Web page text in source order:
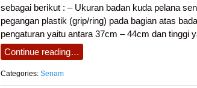
sebagai berikut : – Ukuran badan kuda pelana
pegangan plastik (grip/ring) pada bagian atas
pengaturan yaitu antara 37cm – 44cm dan tinggi
Continue reading…
Categories: Senam